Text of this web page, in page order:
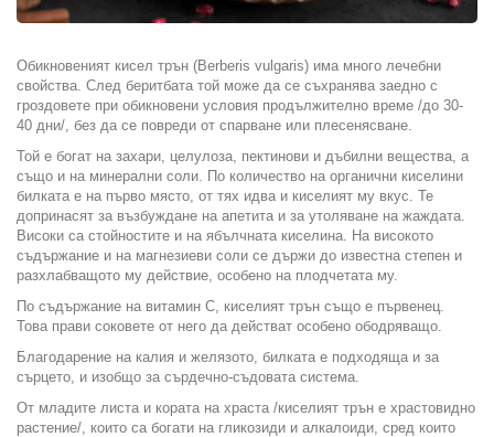
Обикновеният кисел трън (Berberis vulgaris) има много лечебни
свойства. След беритбата той може да се съхранява заедно с
гроздовете при обикновени условия продължително време /до 30-
40 дни/, без да се повреди от спарване или плесенясване.
Той е богат на захари, целулоза, пектинови и дъбилни вещества, а
също и на минерални соли. По количество на органични киселини
билката е на първо място, от тях идва и киселият му вкус. Те
допринасят за възбуждане на апетита и за утоляване на жаждата.
Високи са стойностите и на ябълчната киселина. На високото
съдържание и на магнезиеви соли се държи до известна степен и
разхлабващото му действие, особено на плодчетата му.
По съдържание на витамин С, киселият трън също е първенец.
Това прави соковете от него да действат особено ободряващо.
Благодарение на калия и желязото, билката е подходяща и за
сърцето, и изобщо за сърдечно-съдовата система.
От младите листа и кората на храста /киселият трън е храстовидно
растение/, които са богати на гликозиди и алкалоиди, сред които